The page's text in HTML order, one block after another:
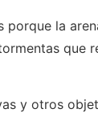
porque la
que
y otros